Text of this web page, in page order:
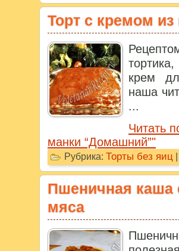
Торт с кремом
крем
наша
...
Читать
манки “Домашний”"
Рубрика: Торты без яиц
Пшеничная каша
мяса